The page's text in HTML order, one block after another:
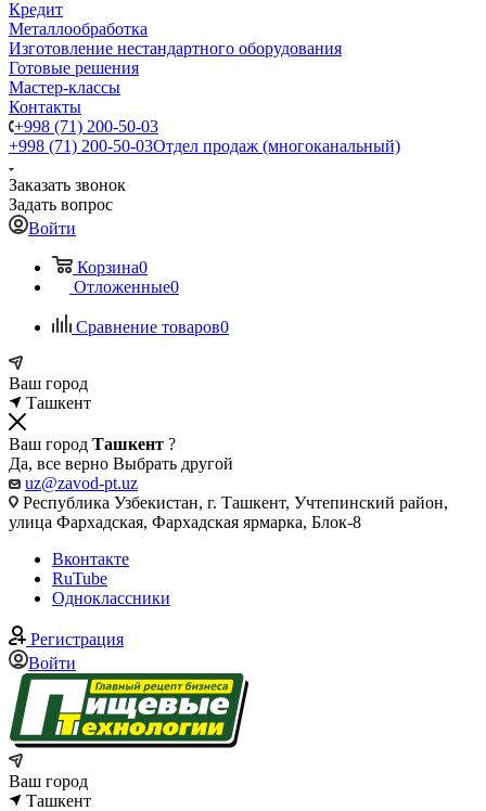
Кредит
Металлообработка
Изготовление нестандартного оборудования
Готовые решения
Мастер-классы
Контакты
+998 (71) 200-50-03
+998 (71) 200-50-03Отдел продаж (многоканальный)
Заказать звонок
Задать вопрос
Войти
Корзина0
Отложенные0
Сравнение товаров0
Ваш город
Ташкент
Ваш город Ташкент ?
Да, все верно Выбрать другой
uz@zavod-pt.uz
Республика Узбекистан, г. Ташкент, Учтепинский район,
улица Фархадская, Фархадская ярмарка, Блок-8
Вконтакте
RuTube
Одноклассники
Регистрация
Войти
Ваш город
Ташкент